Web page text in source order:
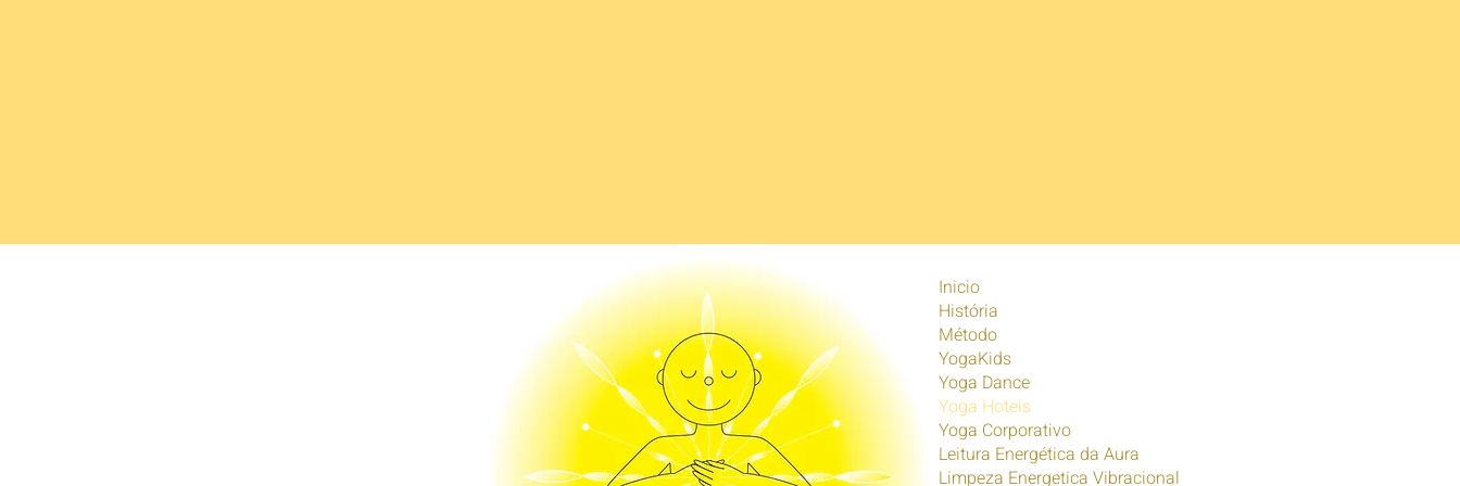
Inicio
História
Método
YogaKids
Yoga Dance
Yoga Hoteis
Yoga Corporativo
Leitura Energética da Aura
Limpeza Energetica Vibracional